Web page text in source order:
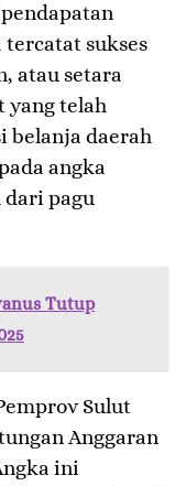
tercatat sukses
atau setara
yang telah
belanja daerah
angka
dari pagu
Tutup
Sulut
Anggaran
ini